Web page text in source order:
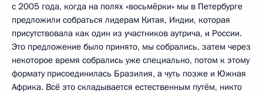
с 2005 года, когда на полях «восьмёрки» мы в Петербурге
предложили собраться лидерам Китая, Индии, которая
присутствовала как один из участников аутрича, и России.
Это предложение было принято, мы собрались, затем через
некоторое время собрались уже специально, потом к этому
формату присоединилась Бразилия, а чуть позже и Южная
Африка. Всё это складывается естественным путём, никто